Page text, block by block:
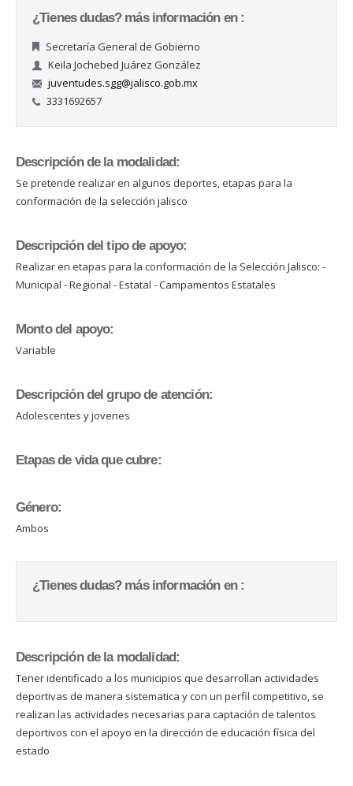
¿Tienes dudas? más información en :
Secretaría General de Gobierno
Keila Jochebed Juárez González
juventudes.sgg@jalisco.gob.mx
3331692657
Descripción de la modalidad:
Se pretende realizar en algunos deportes, etapas para la
conformación de la selección jalisco
Descripción del tipo de apoyo:
Realizar en etapas para la conformación de la Selección Jalisco: -
Municipal - Regional - Estatal - Campamentos Estatales
Monto del apoyo:
Variable
Descripción del grupo de atención:
Adolescentes y jovenes
Etapas de vida que cubre:
Género:
Ambos
¿Tienes dudas? más información en :
Descripción de la modalidad:
Tener identificado a los municipios que desarrollan actividades
deportivas de manera sistematica y con un perfil competitivo, se
realizan las actividades necesarias para captación de talentos
deportivos con el apoyo en la dirección de educación física del
estado